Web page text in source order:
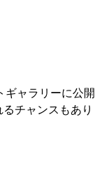
ギャラリーに公開
チャンスもあり